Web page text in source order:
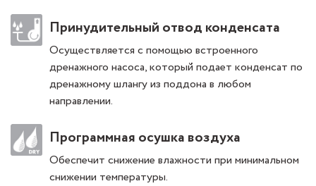
Принудительный отвод конденсата
Осуществляется с помощью встроенного
дренажного насоса, который подает конденсат по
дренажному шлангу из поддона в любом
направлении.
Программная осушка воздуха
Обеспечит снижение влажности при минимальном
снижении температуры.